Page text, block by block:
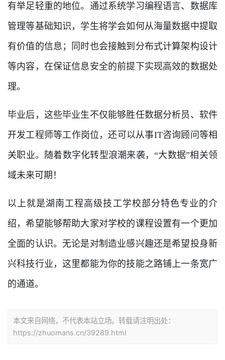
有举足轻重的地位。通过系统学习编程语言、数据库
管理等基础知识，学生将学会如何从海量数据中提取
有价值的信息；同时也会接触到分布式计算架构设计
等内容，在保证信息安全的前提下实现高效的数据处
理。
毕业后，这些毕业生不仅能够胜任数据分析员、软件
开发工程师等工作岗位，还可以从事IT咨询顾问等相
关职业。随着数字化转型浪潮来袭，“大数据”相关领
域未来可期！
以上就是湖南工程高级技工学校部分特色专业的介
绍，希望能够帮助大家对学校的课程设置有一个更加
全面的认识。无论是对制造业感兴趣还是希望投身新
兴科技行业，这里都能为你的技能之路铺上一条宽广
的通道。
本文来自网络，不代表本站立场。转载请注明出处：
https://zhuomans.cn/39289.html